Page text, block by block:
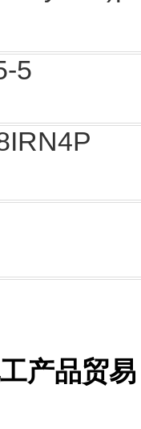
5
产品贸易